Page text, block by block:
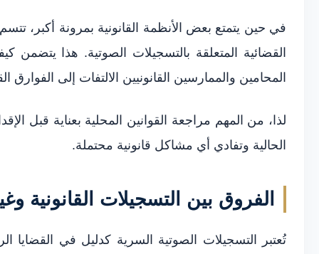
في حين يتمتع بعض الأنظمة القانونية بمرونة أكبر،
القضائية المتعلقة بالتسجيلات الصوتية. هذا يتضمن
المحامين والممارسين القانونيين الالتفات إلى الفوارق
لذا، من المهم مراجعة القوانين المحلية بعناية قبل
الحالية وتفادي أي مشاكل قانونية محتملة.
الفروق بين التسجيلات القانونية
تُعتبر التسجيلات الصوتية السرية كدليل في